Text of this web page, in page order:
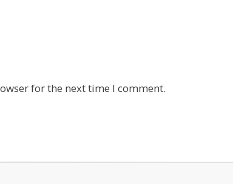
for the next time I comment.